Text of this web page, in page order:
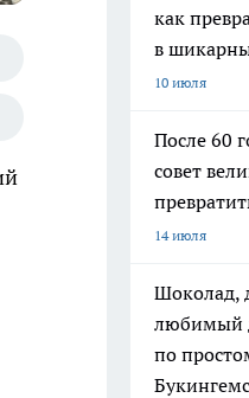
как
в
10 июля
После 60
совет
14 июля
Шоколад,
любимый
по